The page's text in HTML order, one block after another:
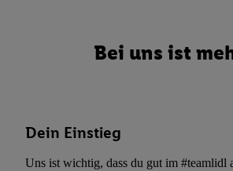
Bei uns ist
Dein Einstieg
Uns ist wichtig, dass du gut im #teamlidl